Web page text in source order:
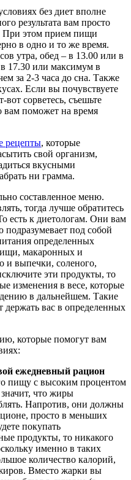
без диет вполне
результата вам просто
При этом прием пищи
в одно и то же время.
утра, обед – в 13.00 или в
17.30 или максимум в
за 2-3 часа до сна. Также
Если вы почувствуете
сорветесь, съешьте
вам поможет на время
рецепты, которые
свой организм,
вкусными
ни грамма.
составленное меню.
тогда лучше обратитесь
есть к диетологам. Они вам
под собой
определенных
макаронных и
и выпечки, соленого,
эти продукты, то
изменения в весе, которые
в дальнейшем. Такие
вас в определенных
которые помогут вам
ежедневный рацион
пищу с высоким процентом
что жиры
Напротив, они должны
просто в меньших
покупать
продукты, то никакого
именно в таких
количество калорий,
Вместо жарки вы